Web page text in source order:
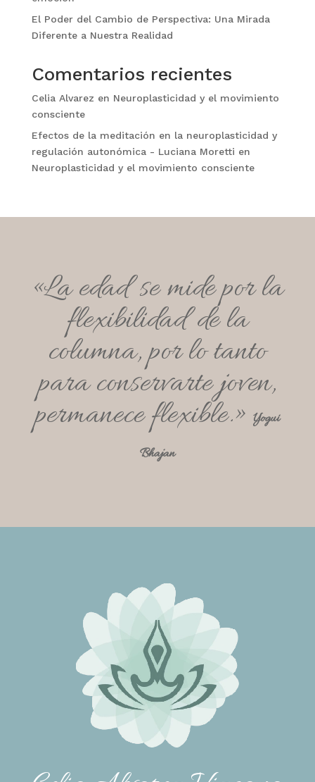
El Poder del Cambio de Perspectiva: Una Mirada
Diferente a Nuestra Realidad
Comentarios recientes
Celia Alvarez en Neuroplasticidad y el movimiento
consciente
Efectos de la meditación en la neuroplasticidad y
regulación autonómica - Luciana Moretti en
Neuroplasticidad y el movimiento consciente
«La edad se mide por la
flexibilidad de la
columna, por lo tanto
para conservarte joven,
permanece flexible.» Yogui
Bhajan